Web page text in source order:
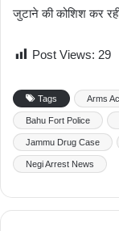
जुटाने की कोशिश कर
Post Views: 29
Tags Arms
Bahu Fort Police
Jammu Drug Case
Negi Arrest News